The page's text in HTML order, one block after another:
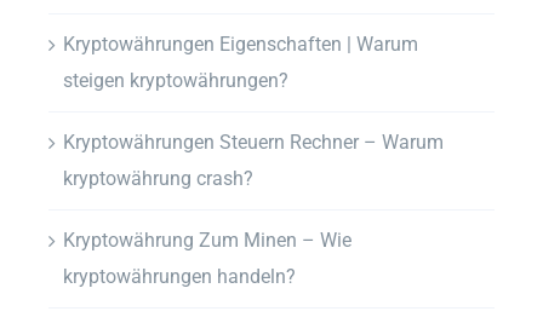
Kryptowährungen Eigenschaften | Warum
steigen kryptowährungen?
Kryptowährungen Steuern Rechner – Warum
kryptowährung crash?
Kryptowährung Zum Minen – Wie
kryptowährungen handeln?